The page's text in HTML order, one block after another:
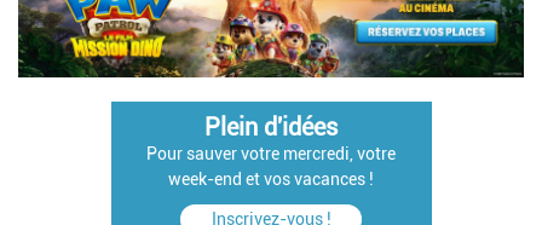
Plein d'idées
Pour sauver votre mercredi, votre
week-end et vos vacances !
Inscrivez-vous !